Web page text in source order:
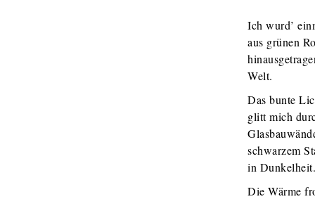
Ich wurd’
aus grünen
Welt.
Das bunte
glitt mich
schwarzem
in
Die Wärme